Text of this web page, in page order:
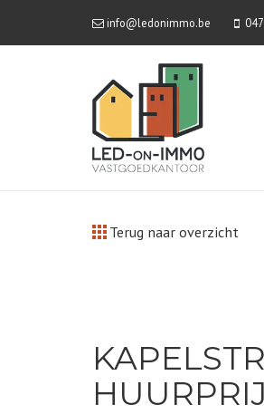
info@ledonimmo.be
Terug naar overzicht